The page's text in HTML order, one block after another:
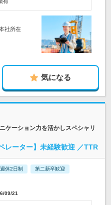
社所在
気になる
ケーション力を活かしスペシャリ
レーター】未経験歓迎 ／TTR
休2日制 第二新卒歓迎
09/21